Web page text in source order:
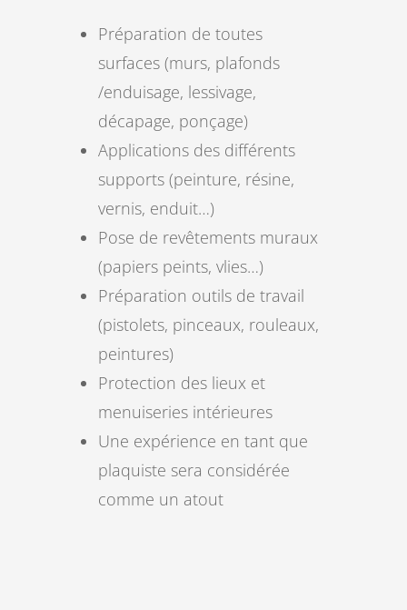
Préparation de toutes
surfaces (murs, plafonds
/enduisage, lessivage,
décapage, ponçage)
Applications des différents
supports (peinture, résine,
vernis, enduit…)
Pose de revêtements muraux
(papiers peints, vlies…)
Préparation outils de travail
(pistolets, pinceaux, rouleaux,
peintures)
Protection des lieux et
menuiseries intérieures
Une expérience en tant que
plaquiste sera considérée
comme un atout